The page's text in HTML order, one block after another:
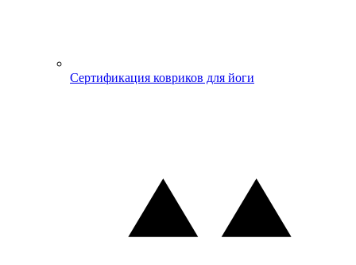
Сертификация ковриков для йоги